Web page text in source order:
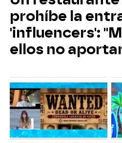
prohíbe la
'influencers':
ellos no